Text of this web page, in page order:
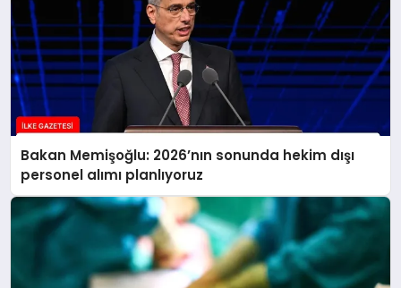
Bakan Memişoğlu: 2026’nın sonunda hekim dışı
personel alımı planlıyoruz